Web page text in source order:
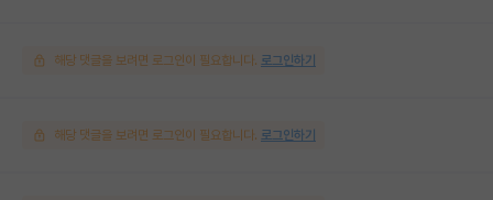
해당 댓글을 보려면 로그인이 필요합니다. 로그인하기
해당 댓글을 보려면 로그인이 필요합니다. 로그인하기